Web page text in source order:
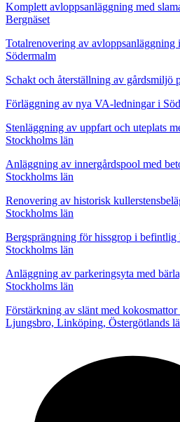
Komplett avloppsanläggning med
Bergnäset
Totalrenovering av avloppsanläggning
Södermalm
Schakt och återställning av gårdsmiljö
Förläggning av nya VA-ledningar i
Stenläggning av uppfart och uteplats
Stockholms län
Anläggning av innergårdspool med
Stockholms län
Renovering av historisk
Stockholms län
Bergsprängning för hissgrop i befintlig
Stockholms län
Anläggning av parkeringsyta med
Stockholms län
Förstärkning av slänt med
Ljungsbro, Linköping, Östergötlands